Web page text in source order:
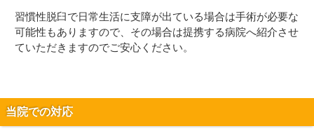
習慣性脱臼で日常生活に支障が出ている場合は手術が必要な
可能性もありますので、その場合は提携する病院へ紹介させ
ていただきますのでご安心ください。
当院での対応